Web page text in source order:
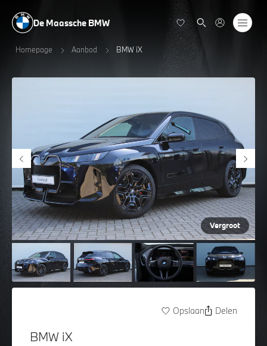
De Maassche BMW
Homepage Aanbod BMW iX
Vergroot
Opslaan Delen
BMW iX